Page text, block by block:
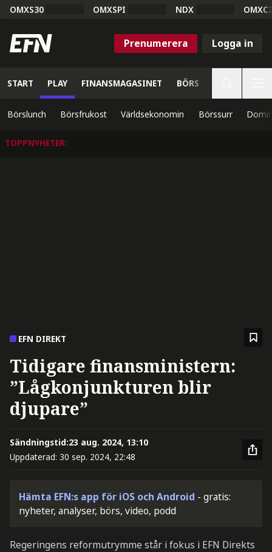
OMXS30 OMXSPI NDX
Prenumerera Logga in
START PLAY FINANSMAGASINET BÖRS
Börslunch Börsfrukost Världsekonomin Börssurr
TOPPNYHETER:
EFN DIREKT
Tidigare finansministern:
”Lågkonjunkturen blir
djupare”
Sändningstid:23 aug. 2024, 13:10
Uppdaterad: 30 sep. 2024, 22:48
Hämta EFN:s app för iOS och Android - gratis:
nyheter, analyser, börs, video, podd
Regeringens reformutrymme står i fokus i EFN Direkts